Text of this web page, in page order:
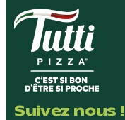
Suivez nous !